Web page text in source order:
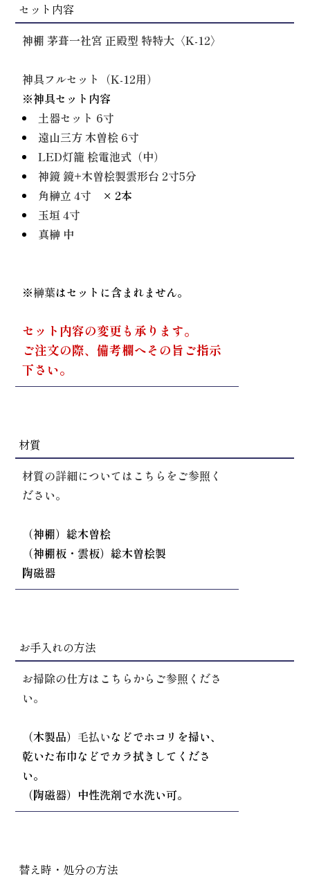
セット内容
神棚 茅葺一社宮 正殿型 特特大〈K-12〉
神具フルセット（K-12用）
※神具セット内容
土器セット 6寸
遠山三方 木曽桧 6寸
LED灯籠 桧電池式（中）
神鏡 鏡+木曽桧製雲形台 2寸5分
角榊立 4寸 × 2本
玉垣 4寸
真榊 中
※榊葉はセットに含まれません。
セット内容の変更も承ります。
ご注文の際、備考欄へその旨ご指示
下さい。
材質
材質の詳細についてはこちらをご参照く
ださい。
（神棚）総木曽桧
（神棚板・雲板）総木曽桧製
陶磁器
お手入れの方法
お掃除の仕方はこちらからご参照くださ
い。
（木製品） 毛払いなどでホコリを掃い、
乾いた布巾などでカラ拭きしてくださ
い。
（陶磁器）中性洗剤で水洗い可。
替え時・処分の方法